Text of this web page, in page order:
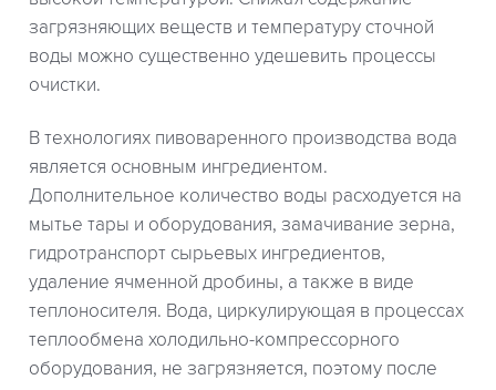
загрязняющих веществ и температуру сточной
воды можно существенно удешевить процессы
очистки.
В технологиях пивоваренного производства вода
является основным ингредиентом.
Дополнительное количество воды расходуется на
мытье тары и оборудования, замачивание зерна,
гидротранспорт сырьевых ингредиентов,
удаление ячменной дробины, а также в виде
теплоносителя. Вода, циркулирующая в процессах
теплообмена холодильно-компрессорного
оборудования, не загрязняется, поэтому после